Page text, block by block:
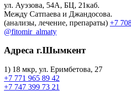
ул. Ауэзова, 54A, БЦ, 21каб.
Между Сатпаева и Джандосова.
(анализы, лечение, препараты) +7
@fitomir_almaty
Адреса г.Шымкент
1) 18 мкр, ул. Еримбетова, 27
+7 771 965 89 42
+7 747 399 73 21